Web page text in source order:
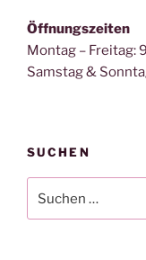
Öffnungszeiten
Montag – Freitag:
Samstag &
SUCHEN
nach: